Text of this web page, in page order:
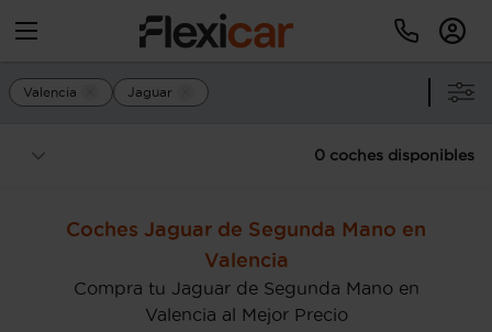
Valencia Jaguar
0 coches disponibles
Coches Jaguar de Segunda Mano en
Valencia
Compra tu Jaguar de Segunda Mano en
Valencia al Mejor Precio